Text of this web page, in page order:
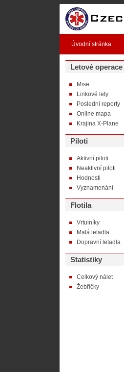
Úvodní stránka
Letové operace
Mise
Linkové lety
Poslední reporty
Online mapa
Krajina X-Plane
Piloti
Aktivní piloti
Neaktivní piloti
Hodnosti
Vyznamenání
Flotila
Vrtulníky
Malá letadla
Dopravní letadla
Statistiky
Celkový nálet
Žebříčky